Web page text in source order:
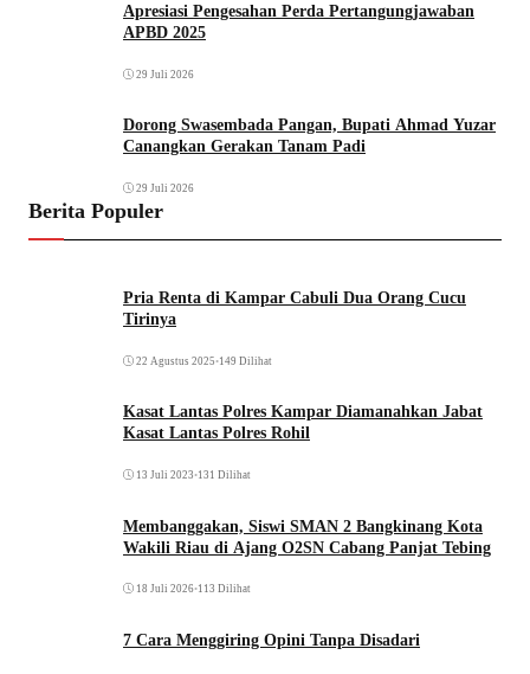
Apresiasi Pengesahan Perda Pertangungjawaban
APBD 2025
29 Juli 2026
Dorong Swasembada Pangan, Bupati Ahmad Yuzar
Canangkan Gerakan Tanam Padi
29 Juli 2026
Berita Populer
Pria Renta di Kampar Cabuli Dua Orang Cucu
Tirinya
22 Agustus 2025 •149 Dilihat
Kasat Lantas Polres Kampar Diamanahkan Jabat
Kasat Lantas Polres Rohil
13 Juli 2023 •131 Dilihat
Membanggakan, Siswi SMAN 2 Bangkinang Kota
Wakili Riau di Ajang O2SN Cabang Panjat Tebing
18 Juli 2026•113 Dilihat
7 Cara Menggiring Opini Tanpa Disadari